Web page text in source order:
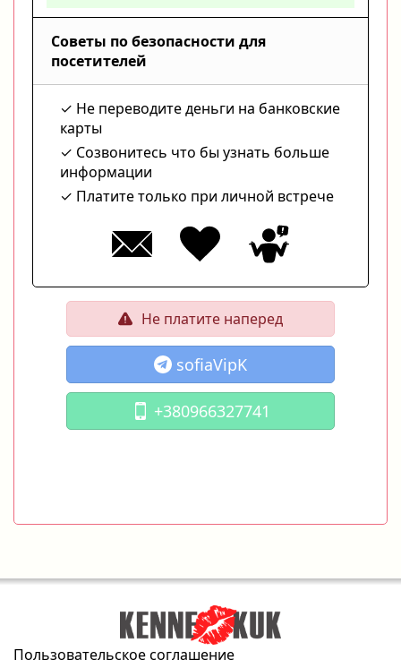
Советы по безопасности для
посетителей
Не переводите деньги на банковские
карты
Созвонитесь что бы узнать больше
информации
Платите только при личной встрече
Не платите наперед
sofiaVipK
+380966327741
Пользовательское соглашение